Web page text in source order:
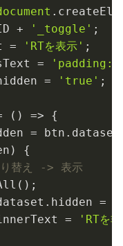
+
'_toggle' ;
=
'RTを表示' ;
=
=
'true' ;
() => {
=
{
替え -> 表示
=
=
'RTを